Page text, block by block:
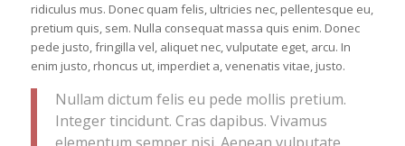
ridiculus mus. Donec quam felis, ultricies nec, pellentesque eu,
pretium quis, sem. Nulla consequat massa quis enim. Donec
pede justo, fringilla vel, aliquet nec, vulputate eget, arcu. In
enim justo, rhoncus ut, imperdiet a, venenatis vitae, justo.
Nullam dictum felis eu pede mollis pretium.
Integer tincidunt. Cras dapibus. Vivamus